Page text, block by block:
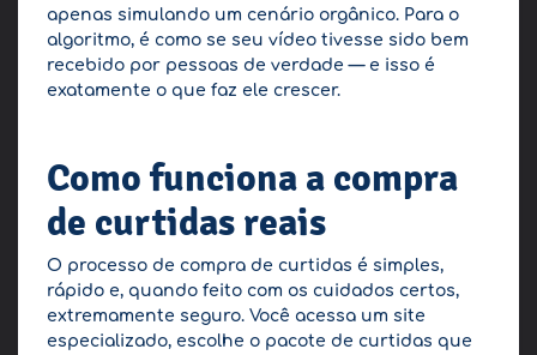
apenas simulando um cenário orgânico. Para o
algoritmo, é como se seu vídeo tivesse sido bem
recebido por pessoas de verdade — e isso é
exatamente o que faz ele crescer.
Como funciona a compra
de curtidas reais
O processo de compra de curtidas é simples,
rápido e, quando feito com os cuidados certos,
extremamente seguro. Você acessa um site
especializado, escolhe o pacote de curtidas que